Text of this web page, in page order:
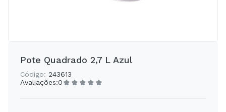
Pote Quadrado 2,7 L Azul
Código: 243613
Avaliações:0